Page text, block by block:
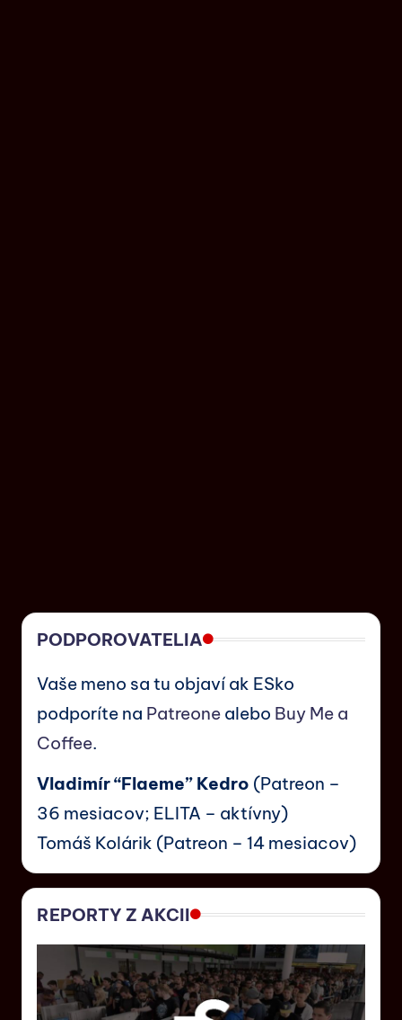
PODPOROVATELIA
Vaše meno sa tu objaví ak ESko
podporíte na Patreone alebo Buy Me a
Coffee.
Vladimír “Flaeme” Kedro (Patreon –
36 mesiacov; ELITA – aktívny)
Tomáš Kolárik (Patreon – 14 mesiacov)
REPORTY Z AKCII